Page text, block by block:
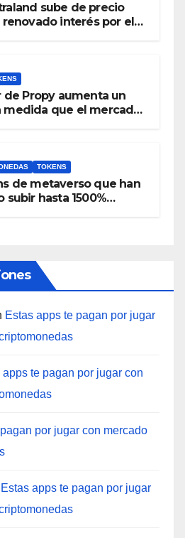
sube de precio
interés por el
de Propy aumenta un
medida que el mercado
TOKENS
de metaverso que han
subir hasta 1500%
Estas apps te pagan por jugar
apps te pagan por jugar con
por jugar con mercado
Estas apps te pagan por jugar